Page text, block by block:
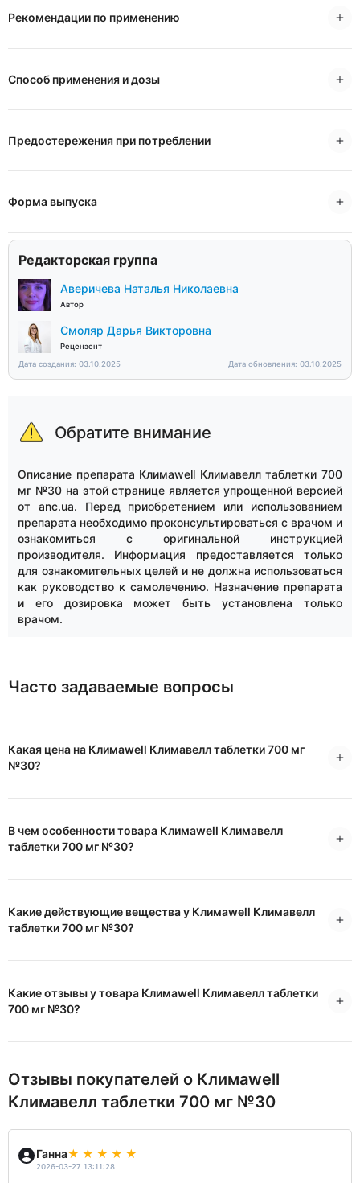
Рекомендации по применению
Способ применения и дозы
Предостережения при потреблении
Форма выпуска
Редакторская группа
Аверичева Наталья Николаевна
Автор
Смоляр Дарья Викторовна
Рецензент
Дата создания: 03.10.2025
Дата обновления: 03.10.2025
Обратите внимание
Описание препарата Климаwell Климавелл таблетки 700
мг №30 на этой странице является упрощенной версией
от anc.ua. Перед приобретением или использованием
препарата необходимо проконсультироваться с врачом и
ознакомиться с оригинальной инструкцией
производителя. Информация предоставляется только
для ознакомительных целей и не должна использоваться
как руководство к самолечению. Назначение препарата
и его дозировка может быть установлена только
врачом.
Часто задаваемые вопросы
Какая цена на Климаwell Климавелл таблетки 700 мг
№30?
В чем особенности товара Климаwell Климавелл
таблетки 700 мг №30?
Какие действующие вещества у Климаwell Климавелл
таблетки 700 мг №30?
Какие отзывы у товара Климаwell Климавелл таблетки
700 мг №30?
Отзывы покупателей о Климаwell
Климавелл таблетки 700 мг №30
Ганна
2026-03-27 13:11:28